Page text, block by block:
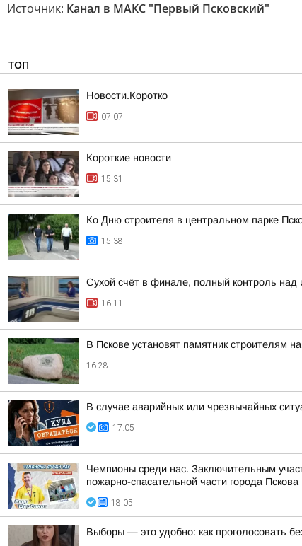
Источник: Канал в МАКС "Первый Псковский"
ТОП
Новости.Коротко
07:07
Короткие новости
15:31
Ко Дню строителя в центральном парке
15:38
Сухой счёт в финале, полный контроль над
16:11
В Пскове установят памятник строителям
16:28
В случае аварийных или чрезвычайных
17:05
Чемпионы среди нас. Заключительным
пожарно-спасательной части города Пскова
18:05
Выборы — это удобно: как проголосовать